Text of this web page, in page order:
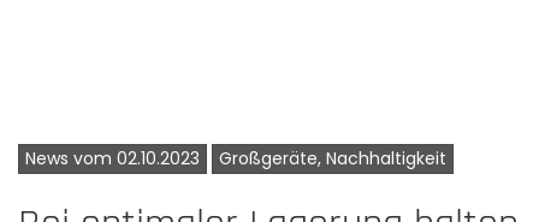
News vom 02.10.2023 Großgeräte, Nachhaltigkeit